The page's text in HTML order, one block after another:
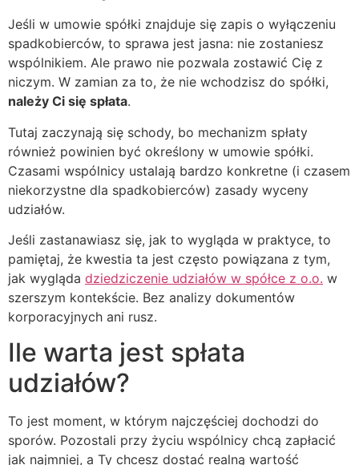
Jeśli w umowie spółki znajduje się zapis o wyłączeniu
spadkobierców, to sprawa jest jasna: nie zostaniesz
wspólnikiem. Ale prawo nie pozwala zostawić Cię z
niczym. W zamian za to, że nie wchodzisz do spółki,
należy Ci się spłata.
Tutaj zaczynają się schody, bo mechanizm spłaty
również powinien być określony w umowie spółki.
Czasami wspólnicy ustalają bardzo konkretne (i czasem
niekorzystne dla spadkobierców) zasady wyceny
udziałów.
Jeśli zastanawiasz się, jak to wygląda w praktyce, to
pamiętaj, że kwestia ta jest często powiązana z tym,
jak wygląda dziedziczenie udziałów w spółce z o.o. w
szerszym kontekście. Bez analizy dokumentów
korporacyjnych ani rusz.
Ile warta jest spłata
udziałów?
To jest moment, w którym najczęściej dochodzi do
sporów. Pozostali przy życiu wspólnicy chcą zapłacić
jak najmniej, a Ty chcesz dostać realną wartość